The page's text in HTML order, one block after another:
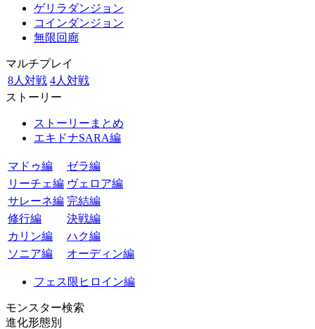
ゲリラダンジョン
コインダンジョン
無限回廊
マルチプレイ
8人対戦 4人対戦
ストーリー
ストーリーまとめ
エキドナSARA編
マドゥ編
ゼラ編
リーチェ編 ヴェロア編
サレーネ編 完結編
修行編
決戦編
カリン編
ハク編
ソニア編
オーディン編
フェス限ヒロイン編
モンスター検索
進化形態別